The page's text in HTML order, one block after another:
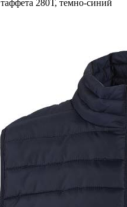
280Т, темно-синий